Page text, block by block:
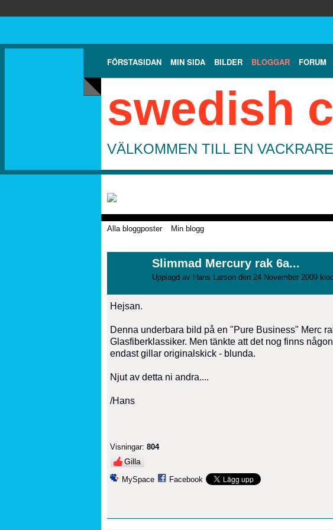
FÖRSTASIDAN MIN SIDA BILDER BLOGGAR FORUM
swedish
VÄLKOMMEN TILL EN
Alla bloggposter Min blogg
Slimmad Mercury rak 6a...
Upplagd av Hans Larson den 24 November 2009
Hejsan.
Denna underbara bild på en "Pure Business" Merc
Glasfiberklassiker. Men tänkte att det nog finns
endast gillar originalskick - blunda.
Njut av detta ni andra....
/Hans
Visningar: 804
Gilla
MySpace Facebook